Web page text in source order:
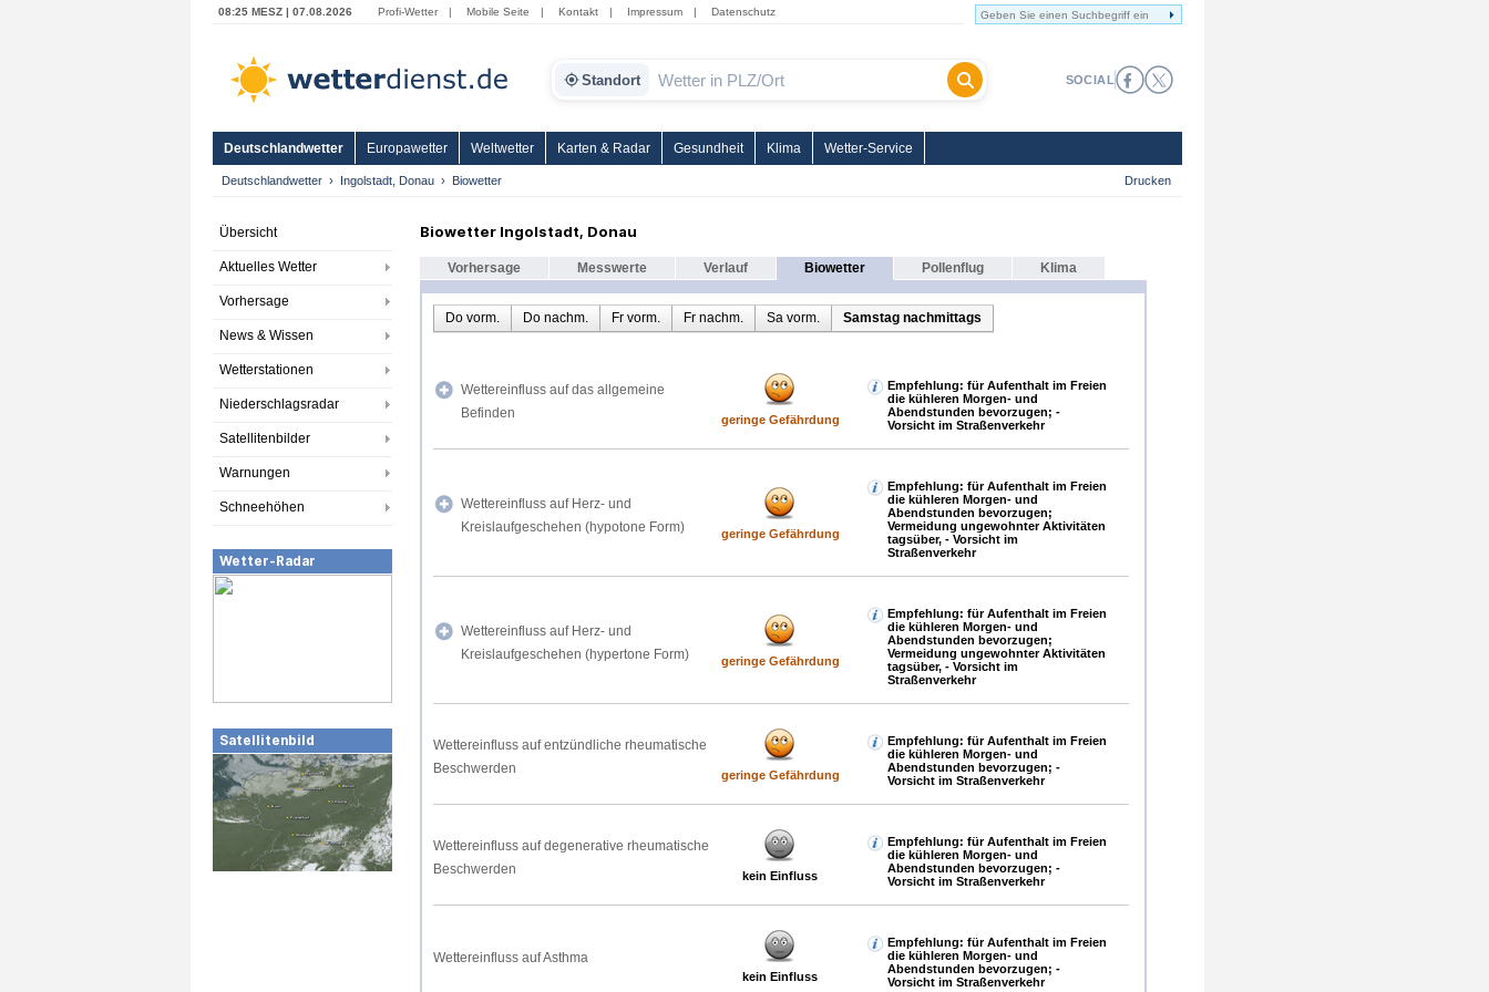
08:25 MESZ | 07.08.2026 Profi-Wetter | Mobile Seite | Kontakt | Impressum | Datenschutz
Standort SOCIAL
Deutschlandwetter Europawetter Weltwetter Karten & Radar Gesundheit Klima Wetter-Service
Deutschlandwetter Ingolstadt, Donau Biowetter Drucken
Übersicht
Aktuelles Wetter
Vorhersage
News & Wissen
Wetterstationen
Niederschlagsradar
Satellitenbilder
Warnungen
Schneehöhen
Wetter-Radar
Satellitenbild
Biowetter Ingolstadt, Donau
Vorhersage Messwerte Verlauf Biowetter Pollenflug Klima
Do vorm. Do nachm. Fr vorm. Fr nachm. Sa vorm. Samstag nachmittags
Wettereinfluss auf das allgemeine
Befinden
geringe Gefährdung
Empfehlung: für Aufenthalt im Freien
die kühleren Morgen- und
Abendstunden bevorzugen; -
Vorsicht im Straßenverkehr
Wettereinfluss auf Herz- und
Kreislaufgeschehen (hypotone Form)
geringe Gefährdung
Empfehlung: für Aufenthalt im Freien
die kühleren Morgen- und
Abendstunden bevorzugen;
Vermeidung ungewohnter Aktivitäten
tagsüber, - Vorsicht im
Straßenverkehr
Wettereinfluss auf Herz- und
Kreislaufgeschehen (hypertone Form)
geringe Gefährdung
Empfehlung: für Aufenthalt im Freien
die kühleren Morgen- und
Abendstunden bevorzugen;
Vermeidung ungewohnter Aktivitäten
tagsüber, - Vorsicht im
Straßenverkehr
Wettereinfluss auf entzündliche rheumatische
Beschwerden
geringe Gefährdung
Empfehlung: für Aufenthalt im Freien
die kühleren Morgen- und
Abendstunden bevorzugen; -
Vorsicht im Straßenverkehr
Wettereinfluss auf degenerative rheumatische
Beschwerden
kein Einfluss
Empfehlung: für Aufenthalt im Freien
die kühleren Morgen- und
Abendstunden bevorzugen; -
Vorsicht im Straßenverkehr
Wettereinfluss auf Asthma
kein Einfluss
Empfehlung: für Aufenthalt im Freien
die kühleren Morgen- und
Abendstunden bevorzugen; -
Vorsicht im Straßenverkehr